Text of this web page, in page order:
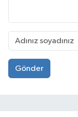
Gönder